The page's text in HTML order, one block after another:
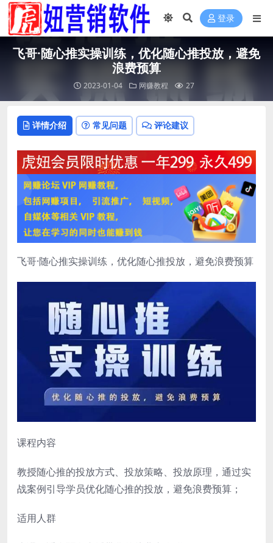
登录
飞哥·随心推实操训练，优化随心推投放，避免
浪费预算
2023-01-04 网赚教程 27
详情介绍 常见问题 评论建议
飞哥·随心推实操训练，优化随心推投放，避免浪费预算
课程内容
教授随心推的投放方式、投放策略、投放原理，通过实
战案例引导学员优化随心推的投放，避免浪费预算；
适用人群